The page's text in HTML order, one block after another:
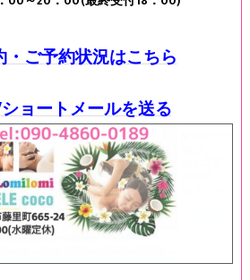
ご予約状況はこちら
ョートメールを送る